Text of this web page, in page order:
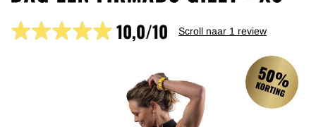
10,0/10 Scroll naar 1 review